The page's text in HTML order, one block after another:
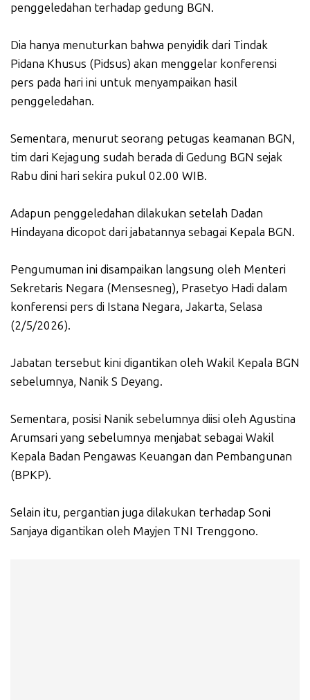
penggeledahan terhadap gedung BGN.
Dia hanya menuturkan bahwa penyidik dari Tindak
Pidana Khusus (Pidsus) akan menggelar konferensi
pers pada hari ini untuk menyampaikan hasil
penggeledahan.
Sementara, menurut seorang petugas keamanan BGN,
tim dari Kejagung sudah berada di Gedung BGN sejak
Rabu dini hari sekira pukul 02.00 WIB.
Adapun penggeledahan dilakukan setelah Dadan
Hindayana dicopot dari jabatannya sebagai Kepala BGN.
Pengumuman ini disampaikan langsung oleh Menteri
Sekretaris Negara (Mensesneg), Prasetyo Hadi dalam
konferensi pers di Istana Negara, Jakarta, Selasa
(2/5/2026).
Jabatan tersebut kini digantikan oleh Wakil Kepala BGN
sebelumnya, Nanik S Deyang.
Sementara, posisi Nanik sebelumnya diisi oleh Agustina
Arumsari yang sebelumnya menjabat sebagai Wakil
Kepala Badan Pengawas Keuangan dan Pembangunan
(BPKP).
Selain itu, pergantian juga dilakukan terhadap Soni
Sanjaya digantikan oleh Mayjen TNI Trenggono.